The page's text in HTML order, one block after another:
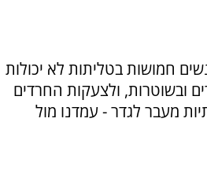
חמושות בטליתות לא יכולות
ובשוטרות, ולצעקות החרדים
מעבר לגדר - עמדנו מול